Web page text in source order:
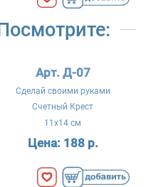
Арт. Д-07
Сделай своими руками
Счетный Крест
11x14 см
Цена: 188 р.